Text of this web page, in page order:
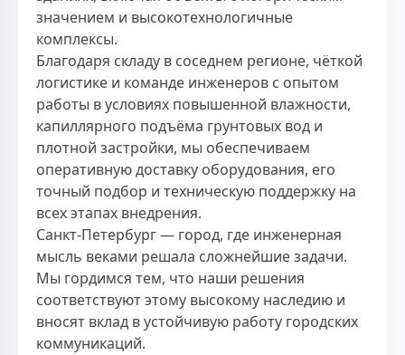
значением и высокотехнологичные
комплексы.
Благодаря складу в соседнем регионе, чёткой
логистике и команде инженеров с опытом
работы в условиях повышенной влажности,
капиллярного подъёма грунтовых вод и
плотной застройки, мы обеспечиваем
оперативную доставку оборудования, его
точный подбор и техническую поддержку на
всех этапах внедрения.
Санкт-Петербург — город, где инженерная
мысль веками решала сложнейшие задачи.
Мы гордимся тем, что наши решения
соответствуют этому высокому наследию и
вносят вклад в устойчивую работу городских
коммуникаций.